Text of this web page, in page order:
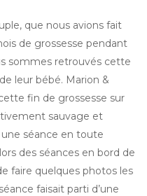
que nous avions fait
de grossesse pendant
sommes retrouvés cette
leur bébé. Marion &
fin de grossesse sur
sauvage et
séance en toute
des séances en bord de
faire quelques photos les
faisait parti d’une